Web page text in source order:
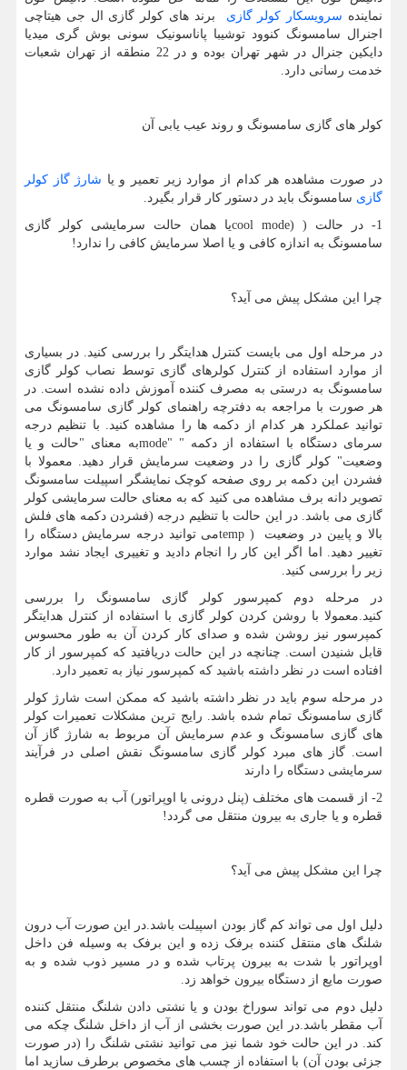
نماینده سرویسکار کولر گازی برند های کولر گازی ال جی هیتاچی
اجنرال سامسونگ کنوود توشیبا پاناسونیک سونی بوش گری میدیا
دایکین جنرال در شهر تهران بوده و در 22 منطقه از تهران شعبات
خدمت رسانی دارد.
کولر های گازی سامسونگ و روند عیب یابی آن
در صورت مشاهده هر کدام از موارد زیر تعمیر و یا شارژ گاز کولر
گازی سامسونگ باید در دستور کار قرار بگیرد.
1- در حالت (
cool mode)یا همان حالت سرمایشی کولر گازی
سامسونگ به اندازه کافی و یا اصلا سرمایش کافی را ندارد!
چرا این مشکل پیش می آید؟
در مرحله اول می بایست کنترل هدایتگر را بررسی کنید. در بسیاری
از موارد استفاده از کنترل کولرهای گازی توسط نصاب کولر گازی
سامسونگ به درستی به مصرف کننده آموزش داده نشده است. در
هر صورت با مراجعه به دفترچه راهنمای کولر گازی سامسونگ می
توانید عملکرد هر کدام از دکمه ها را مشاهده کنید. با تنظیم درجه
سرمای دستگاه با استفاده از دکمه " mode"به معنای "حالت و یا
وضعیت" کولر گازی را در وضعیت سرمایش قرار دهید. معمولا با
فشردن این دکمه بر روی صفحه کوچک نمایشگر اسپیلت سامسونگ
تصویر دانه برف مشاهده می کنید که به معنای حالت سرمایشی کولر
گازی می باشد. در این حالت با تنظیم درجه (فشردن دکمه های فلش
بالا و پایین در وضعیت
temp )می توانید درجه سرمایش دستگاه را
تغییر دهید. اما اگر این کار را انجام دادید و تغییری ایجاد نشد موارد
زیر را بررسی کنید.
در مرحله دوم کمپرسور کولر گازی سامسونگ را بررسی
کنید.معمولا با روشن کردن کولر گازی با استفاده از کنترل هدایتگر
کمپرسور نیز روشن شده و صدای کار کردن آن به طور محسوس
قابل شنیدن است. چنانچه در این حالت دریافتید که کمپرسور از کار
افتاده است در نظر داشته باشید که کمپرسور نیاز به تعمیر دارد.
در مرحله سوم باید در نظر داشته باشید که ممکن است شارژ کولر
گازی سامسونگ تمام شده باشد. رایج ترین مشکلات تعمیرات کولر
های گازی سامسونگ و عدم سرمایش آن مربوط به شارژ گاز آن
است. گاز های مبرد کولر گازی سامسونگ نقش اصلی در فرآیند
سرمایشی دستگاه را دارند
2- از قسمت های مختلف (پنل درونی یا اوپراتور) آب به صورت قطره
قطره و یا جاری به بیرون منتقل می گردد!
چرا این مشکل پیش می آید؟
دلیل اول می تواند کم گاز بودن اسپیلت باشد.در این صورت آب درون
شلنگ های منتقل کننده برفک زده و این برفک به وسیله فن داخل
اوپراتور با شدت به بیرون پرتاب شده و در مسیر ذوب شده و به
صورت مایع از دستگاه بیرون خواهد زد.
دلیل دوم می تواند سوراخ بودن و یا نشتی دادن شلنگ منتقل کننده
آب مقطر باشد.در این صورت بخشی از آب از داخل شلنگ چکه می
کند. در این حالت خود شما نیز می توانید نشتی شلنگ را (در صورت
جزئی بودن آن) با استفاده از چسب های مخصوص برطرف سازید اما